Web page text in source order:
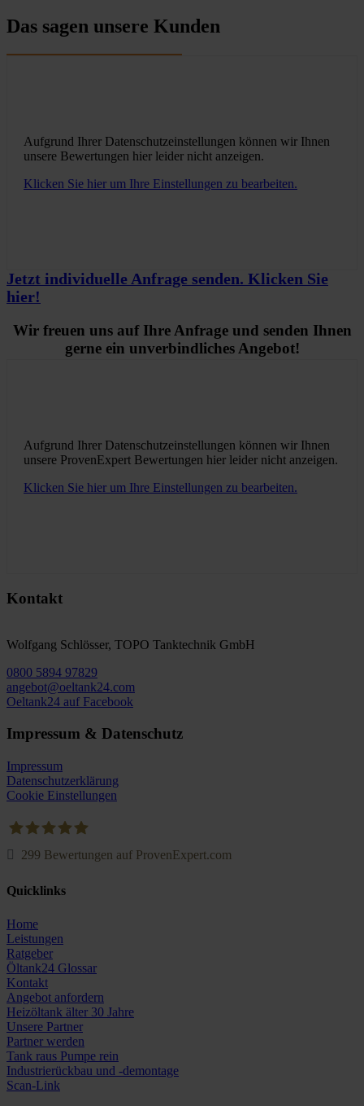
Das sagen unsere Kunden
Aufgrund Ihrer Datenschutzeinstellungen können wir Ihnen
unsere Bewertungen hier leider nicht anzeigen.
Klicken Sie hier um Ihre Einstellungen zu bearbeiten.
Jetzt individuelle Anfrage senden. Klicken Sie
hier!
Wir freuen uns auf Ihre Anfrage und senden Ihnen
gerne ein unverbindliches Angebot!
Aufgrund Ihrer Datenschutzeinstellungen können wir Ihnen
unsere ProvenExpert Bewertungen hier leider nicht anzeigen.
Klicken Sie hier um Ihre Einstellungen zu bearbeiten.
Kontakt
Wolfgang Schlösser, TOPO Tanktechnik GmbH
0800 5894 97829
angebot@oeltank24.com
Oeltank24 auf Facebook
Impressum & Datenschutz
Impressum
Datenschutzerklärung
Cookie Einstellungen
299 Bewertungen auf ProvenExpert.com
Quicklinks
Home
Leistungen
Ratgeber
Öltank24 Glossar
Kontakt
Angebot anfordern
Heizöltank älter 30 Jahre
Unsere Partner
Partner werden
Tank raus Pumpe rein
Industrierückbau und -demontage
Scan-Link